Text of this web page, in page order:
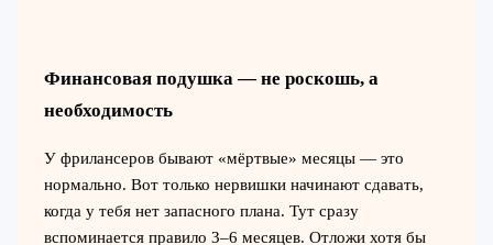
Финансовая подушка — не роскошь, а
необходимость
У фрилансеров бывают «мёртвые» месяцы — это
нормально. Вот только нервишки начинают сдавать,
когда у тебя нет запасного плана. Тут сразу
вспоминается правило 3–6 месяцев. Отложи хотя бы